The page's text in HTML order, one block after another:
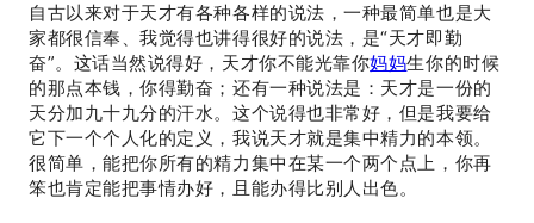
自古以来对于天才有各种各样的说法，一种最简单也是大
家都很信奉、我觉得也讲得很好的说法，是“天才即勤
奋”。这话当然说得好，天才你不能光靠你妈妈生你的时候
的那点本钱，你得勤奋；还有一种说法是：天才是一份的
天分加九十九分的汗水。这个说得也非常好，但是我要给
它下一个个人化的定义，我说天才就是集中精力的本领。
很简单，能把你所有的精力集中在某一个两个点上，你再
笨也肯定能把事情办好，且能办得比别人出色。